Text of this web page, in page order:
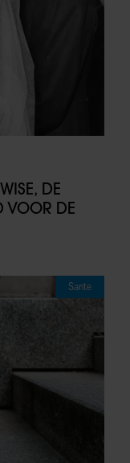
DE
VOOR DE
Sante